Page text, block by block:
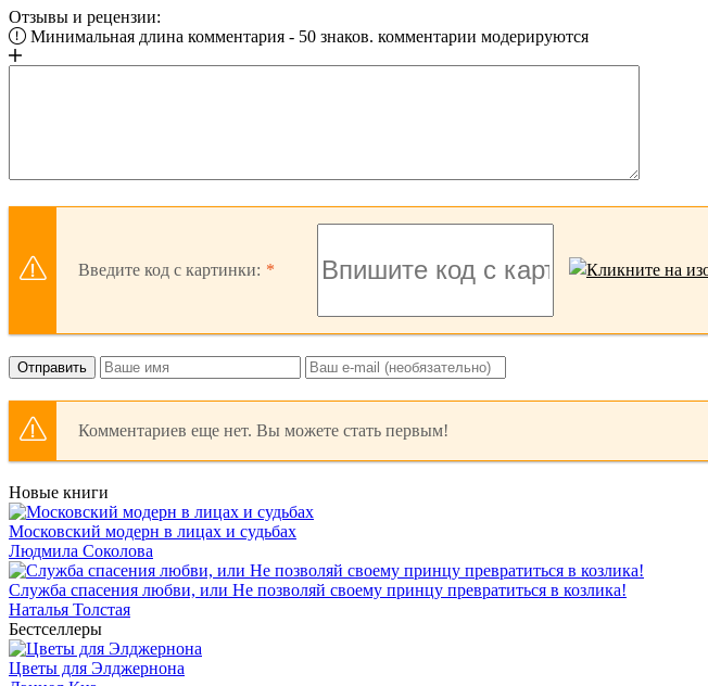
Отзывы и рецензии:
Минимальная длина комментария - 50 знаков. комментарии модерируются
Введите код с картинки:
Отправить
Комментариев еще нет. Вы можете стать первым!
Новые книги
Московский модерн в лицах и судьбах
Людмила Соколова
Служба спасения любви, или Не позволяй своему принцу превратиться в козлика!
Наталья Толстая
Бестселлеры
Цветы для Элджернона